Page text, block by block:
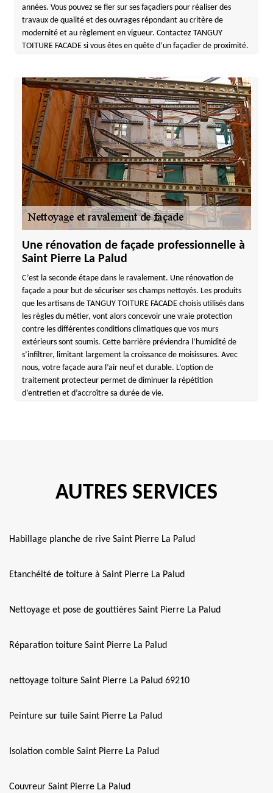
années. Vous pouvez se fier sur ses façadiers pour réaliser des
travaux de qualité et des ouvrages répondant au critère de
modernité et au règlement en vigueur. Contactez TANGUY
TOITURE FACADE si vous êtes en quête d’un façadier de proximité.
Une rénovation de façade professionnelle à
Saint Pierre La Palud
C’est la seconde étape dans le ravalement. Une rénovation de
façade a pour but de sécuriser ses champs nettoyés. Les produits
que les artisans de TANGUY TOITURE FACADE choisis utilisés dans
les règles du métier, vont alors concevoir une vraie protection
contre les différentes conditions climatiques que vos murs
extérieurs sont soumis. Cette barrière préviendra l’humidité de
s’infiltrer, limitant largement la croissance de moisissures. Avec
nous, votre façade aura l’air neuf et durable. L’option de
traitement protecteur permet de diminuer la répétition
d’entretien et d’accroître sa durée de vie.
AUTRES SERVICES
Habillage planche de rive Saint Pierre La Palud
Etanchéité de toiture à Saint Pierre La Palud
Nettoyage et pose de gouttières Saint Pierre La Palud
Réparation toiture Saint Pierre La Palud
nettoyage toiture Saint Pierre La Palud 69210
Peinture sur tuile Saint Pierre La Palud
Isolation comble Saint Pierre La Palud
Couvreur Saint Pierre La Palud